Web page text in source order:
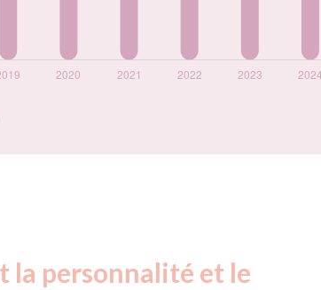
la personnalité et le